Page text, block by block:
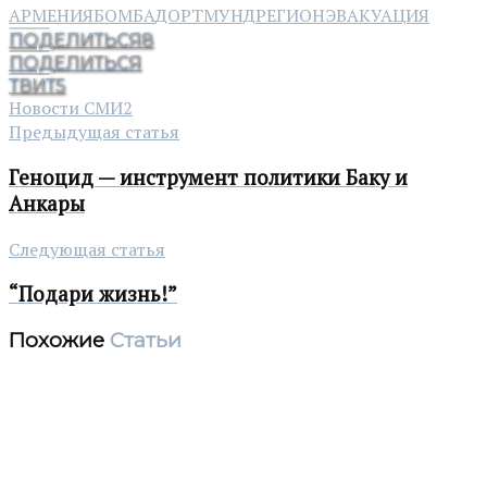
АРМЕНИЯБОМБАДОРТМУНДРЕГИОНЭВАКУАЦИЯ
ПОДЕЛИТЬСЯ8
ПОДЕЛИТЬСЯ
ТВИТ5
Новости СМИ2
Предыдущая статья
Геноцид — инструмент политики Баку и
Анкары
Следующая статья
“Подари жизнь!”
Похожие Статьи